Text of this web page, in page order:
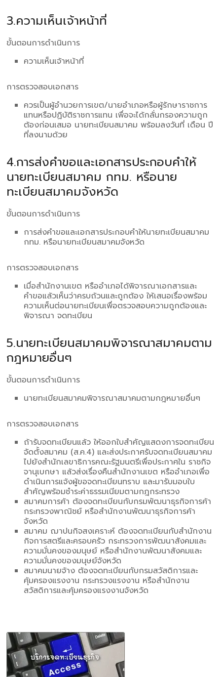
3.ความเห็นเจ้าหน้าที่
ขั้นตอนการดำเนินการ
ความเห็นเจ้าหน้าที่
การตรวจสอบเอกสาร
ควรเป็นผู้อำนวยการเขต/นายอำเภอหรือผู้รักษาราชการ
แทนหรือปฏิบัติราชการแทน เพื่อจะได้กลั่นกรองความถูก
ต้องก่อนเสมอ นายทะเบียนสมาคม พร้อมลงวันที่ เดือน ปี
ที่ลงนามด้วย
4.การส่งคำขอและเอกสารประกอบคำให้
นายทะเบียนสมาคม กทม. หรือนาย
ทะเบียนสมาคมจังหวัด
ขั้นตอนการดำเนินการ
การส่งคำขอและเอกสารประกอบคำให้นายทะเบียนสมาคม
กทม. หรือนายทะเบียนสมาคมจังหวัด
การตรวจสอบเอกสาร
เมื่อสำนักงานเขต หรืออำเภอได้พิจารณาเอกสารและ
คำขอแล้วเห็นว่าครบถ้วนและถูกต้อง ให้เสนอเรื่องพร้อม
ความเห็นต่อนายทะเบียนเพื่อตรวจสอบความถูกต้องและ
พิจารณา จดทะเบียน
5.นายทะเบียนสมาคมพิจารณาสมาคมตาม
กฎหมายอื่นๆ
ขั้นตอนการดำเนินการ
นายทะเบียนสมาคมพิจารณาสมาคมตามกฎหมายอื่นๆ
การตรวจสอบเอกสาร
ถ้ารับจดทะเบียนแล้ว ให้ออกใบสำคัญแสดงการจดทะเบียน
จัดตั้งสมาคม (ส.ค.4) และส่งประกาศรับจดทะเบียนสมาคม
ไปยังสำนักเลขาธิการคณะรัฐมนตรีเพื่อประกาศใน ราชกิจ
จานุเบกษา แล้วส่งเรื่องคืนสำนักงานเขต หรืออำเภอเพื่อ
ดำเนินการแจ้งผู้ขอจดทะเบียนทราบ และมารับมอบใบ
สำคัญพร้อมชำระค่าธรรมเนียมตามกฎกระทรวง
สมาคมการค้า ต้องจดทะเบียนกับกรมพัฒนาธุรกิจการค้า
กระทรวงพาณิชย์ หรือสำนักงานพัฒนาธุรกิจการค้า
จังหวัด
สมาคม ฌาปนกิจสงเคราะห์ ต้องจดทะเบียนกับสำนักงาน
กิจการสตรีและครอบครัว กระทรวงการพัฒนาสังคมและ
ความมั่นคงของมนุษย์ หรือสำนักงานพัฒนาสังคมและ
ความมั่นคงของมนุษย์จังหวัด
สมาคมนายจ้าง ต้องจดทะเบียนกับกรมสวัสดิการและ
คุ้มครองแรงงาน กระทรวงแรงงาน หรือสำนักงาน
สวัสดิการและคุ้มครองแรงงานจังหวัด